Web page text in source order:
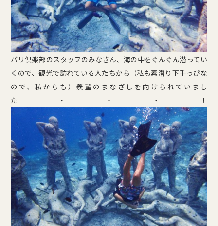
バリ倶楽部のスタッフのみなさん、海の中をぐんぐん潜ってい
くので、観光で訪れている人たちから（私も素潜り下手っぴな
ので、私からも）羨望のまなざしを向けられていまし
た・・・！